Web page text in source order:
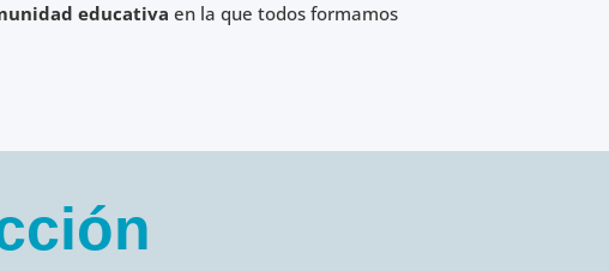
educativa en la que todos formamos